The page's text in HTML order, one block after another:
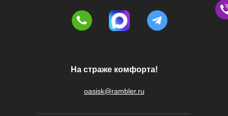
oasisk@rambler.ru
На страже комфорта!